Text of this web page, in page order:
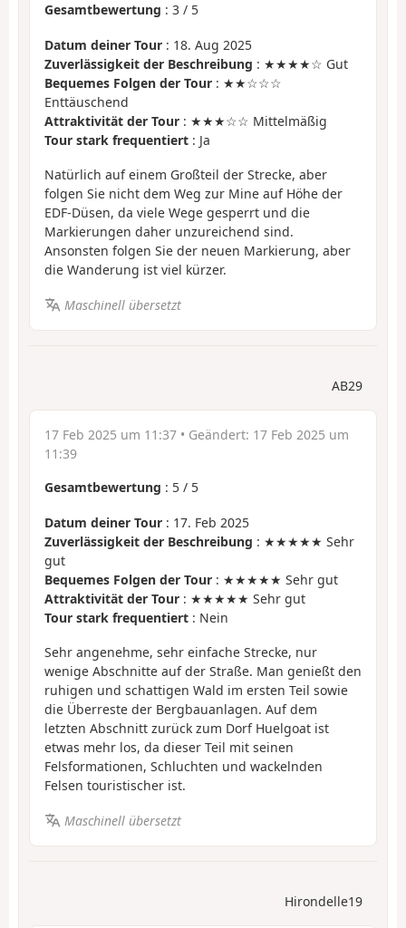
Gesamtbewertung : 3 / 5
Datum deiner Tour : 18. Aug 2025
Zuverlässigkeit der Beschreibung : ★★★★☆ Gut
Bequemes Folgen der Tour : ★★☆☆☆
Enttäuschend
Attraktivität der Tour : ★★★☆☆ Mittelmäßig
Tour stark frequentiert : Ja
Natürlich auf einem Großteil der Strecke, aber
folgen Sie nicht dem Weg zur Mine auf Höhe der
EDF-Düsen, da viele Wege gesperrt und die
Markierungen daher unzureichend sind.
Ansonsten folgen Sie der neuen Markierung, aber
die Wanderung ist viel kürzer.
Maschinell übersetzt
AB29
17 Feb 2025 um 11:37 • Geändert: 17 Feb 2025 um
11:39
Gesamtbewertung : 5 / 5
Datum deiner Tour : 17. Feb 2025
Zuverlässigkeit der Beschreibung : ★★★★★ Sehr
gut
Bequemes Folgen der Tour : ★★★★★ Sehr gut
Attraktivität der Tour : ★★★★★ Sehr gut
Tour stark frequentiert : Nein
Sehr angenehme, sehr einfache Strecke, nur
wenige Abschnitte auf der Straße. Man genießt den
ruhigen und schattigen Wald im ersten Teil sowie
die Überreste der Bergbauanlagen. Auf dem
letzten Abschnitt zurück zum Dorf Huelgoat ist
etwas mehr los, da dieser Teil mit seinen
Felsformationen, Schluchten und wackelnden
Felsen touristischer ist.
Maschinell übersetzt
Hirondelle19